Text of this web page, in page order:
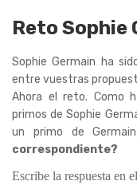
Reto Sophie
Sophie Germain ha
entre vuestras
Ahora el reto. Como
primos de Sophie
un primo de
correspondiente?
Escribe la respuesta en